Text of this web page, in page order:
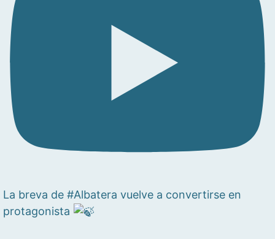
La breva de #Albatera vuelve a convertirse en
protagonista